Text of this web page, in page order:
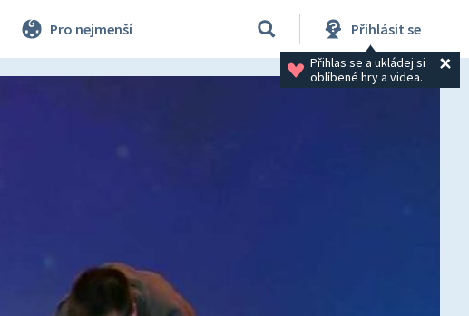
Pro nejmenší Přihlásit se
Přihlas se a ukládej si
oblíbené hry a videa.